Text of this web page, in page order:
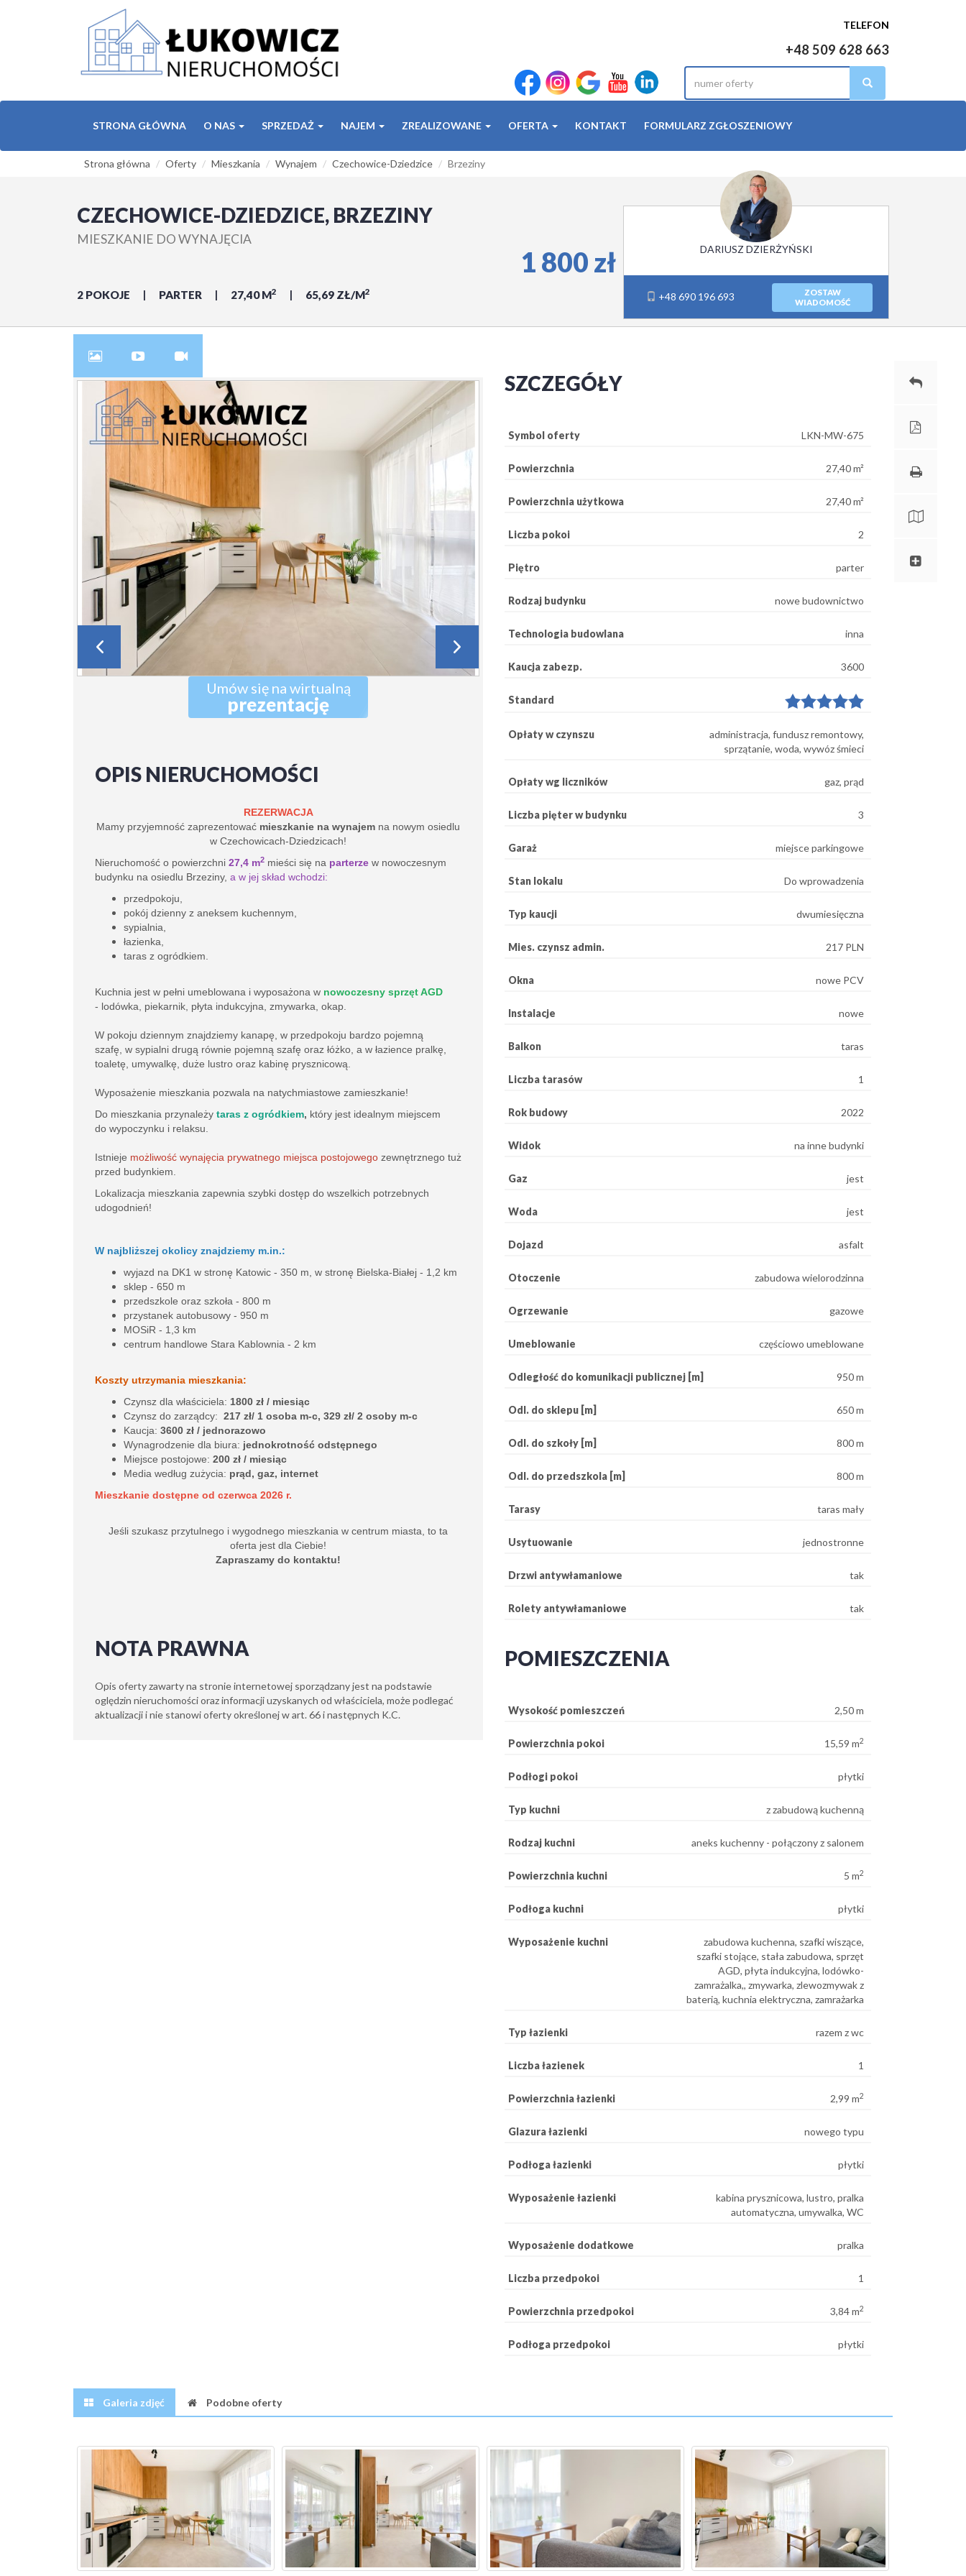
TELEFON
+48 509 628 663
STRONA GŁÓWNA O NAS SPRZEDAŻ NAJEM ZREALIZOWANE OFERTA KONTAKT FORMULARZ ZGŁOSZENIOWY
Strona główna Oferty Mieszkania Wynajem Czechowice-Dziedzice Brzeziny
CZECHOWICE-DZIEDZICE, BRZEZINY
MIESZKANIE DO WYNAJĘCIA
2 POKOJE PARTER 27,40 M2 65,69 ZŁ/M2
1 800 zł DARIUSZ DZIERŻYŃSKI
+48 690 196 693
ZOSTAW
WIADOMOŚĆ
Umów się na wirtualną
prezentację
OPIS NIERUCHOMOŚCI
REZERWACJA
Mamy przyjemność zaprezentować mieszkanie na wynajem na nowym osiedlu
w Czechowicach-Dziedzicach!
Nieruchomość o powierzchni 27,4 m2 mieści się na parterze w nowoczesnym
budynku na osiedlu Brzeziny, a w jej skład wchodzi:
przedpokoju,
pokój dzienny z aneksem kuchennym,
sypialnia,
łazienka,
taras z ogródkiem.
Kuchnia jest w pełni umeblowana i wyposażona w nowoczesny sprzęt AGD
- lodówka, piekarnik, płyta indukcyjna, zmywarka, okap.
W pokoju dziennym znajdziemy kanapę, w przedpokoju bardzo pojemną
szafę, w sypialni drugą równie pojemną szafę oraz łóżko, a w łazience pralkę,
toaletę, umywalkę, duże lustro oraz kabinę prysznicową.
Wyposażenie mieszkania pozwala na natychmiastowe zamieszkanie!
Do mieszkania przynależy taras z ogródkiem, który jest idealnym miejscem
do wypoczynku i relaksu.
Istnieje możliwość wynajęcia prywatnego miejsca postojowego zewnętrznego tuż
przed budynkiem.
Lokalizacja mieszkania zapewnia szybki dostęp do wszelkich potrzebnych
udogodnień!
W najbliższej okolicy znajdziemy m.in.:
wyjazd na DK1 w stronę Katowic - 350 m, w stronę Bielska-Białej - 1,2 km
sklep - 650 m
przedszkole oraz szkoła - 800 m
przystanek autobusowy - 950 m
MOSiR - 1,3 km
centrum handlowe Stara Kablownia - 2 km
Koszty utrzymania mieszkania:
Czynsz dla właściciela: 1800 zł / miesiąc
Czynsz do zarządcy: 217 zł/ 1 osoba m-c, 329 zł/ 2 osoby m-c
Kaucja: 3600 zł / jednorazowo
Wynagrodzenie dla biura: jednokrotność odstępnego
Miejsce postojowe: 200 zł / miesiąc
Media według zużycia: prąd, gaz, internet
Mieszkanie dostępne od czerwca 2026 r.
Jeśli szukasz przytulnego i wygodnego mieszkania w centrum miasta, to ta
oferta jest dla Ciebie!
Zapraszamy do kontaktu!
NOTA PRAWNA
Opis oferty zawarty na stronie internetowej sporządzany jest na podstawie
oględzin nieruchomości oraz informacji uzyskanych od właściciela, może podlegać
aktualizacji i nie stanowi oferty określonej w art. 66 i następnych K.C.
SZCZEGÓŁY
Symbol oferty LKN-MW-675
Powierzchnia 27,40 m²
Powierzchnia użytkowa 27,40 m²
Liczba pokoi 2
Piętro parter
Rodzaj budynku nowe budownictwo
Technologia budowlana inna
Kaucja zabezp. 3600
Standard
Opłaty w czynszu
administracja, fundusz remontowy,
sprzątanie, woda, wywóz śmieci
Opłaty wg liczników gaz, prąd
Liczba pięter w budynku 3
Garaż miejsce parkingowe
Stan lokalu Do wprowadzenia
Typ kaucji dwumiesięczna
Mies. czynsz admin. 217 PLN
Okna nowe PCV
Instalacje nowe
Balkon taras
Liczba tarasów 1
Rok budowy 2022
Widok na inne budynki
Gaz jest
Woda jest
Dojazd asfalt
Otoczenie zabudowa wielorodzinna
Ogrzewanie gazowe
Umeblowanie częściowo umeblowane
Odległość do komunikacji publicznej [m] 950 m
Odl. do sklepu [m] 650 m
Odl. do szkoły [m] 800 m
Odl. do przedszkola [m] 800 m
Tarasy taras mały
Usytuowanie jednostronne
Drzwi antywłamaniowe tak
Rolety antywłamaniowe tak
POMIESZCZENIA
Wysokość pomieszczeń 2,50 m
Powierzchnia pokoi 15,59 m2
Podłogi pokoi płytki
Typ kuchni z zabudową kuchenną
Rodzaj kuchni aneks kuchenny - połączony z salonem
Powierzchnia kuchni 5 m2
Podłoga kuchni płytki
Wyposażenie kuchni
zabudowa kuchenna, szafki wiszące,
szafki stojące, stała zabudowa, sprzęt
AGD, płyta indukcyjna, lodówko-
zamrażalka,, zmywarka, zlewozmywak z
baterią, kuchnia elektryczna, zamrażarka
Typ łazienki razem z wc
Liczba łazienek 1
Powierzchnia łazienki 2,99 m2
Glazura łazienki nowego typu
Podłoga łazienki płytki
Wyposażenie łazienki
kabina prysznicowa, lustro, pralka
automatyczna, umywalka, WC
Wyposażenie dodatkowe pralka
Liczba przedpokoi 1
Powierzchnia przedpokoi 3,84 m2
Podłoga przedpokoi płytki
Galeria zdjęć Podobne oferty